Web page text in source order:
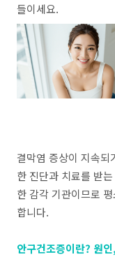
들이세요.
결막염 증상이 지속
한 진단과 치료를 받
한 감각 기관이므로
합니다.
안구건조증이란? 원